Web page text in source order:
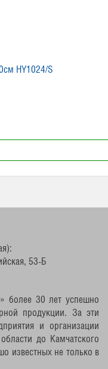
HY1024/S
53-Б
более 30 лет успешно
продукции. За эти
и организации
до Камчатского
известных не только в